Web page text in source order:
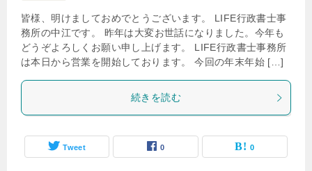
皆様、明けましておめでとうございます。 LIFE行政書士事
務所の中江です。 昨年は大変お世話になりました。今年も
どうぞよろしくお願い申し上げます。 LIFE行政書士事務所
は本日から営業を開始しております。 今回の年末年始 […]
続きを読む
Tweet 0 0